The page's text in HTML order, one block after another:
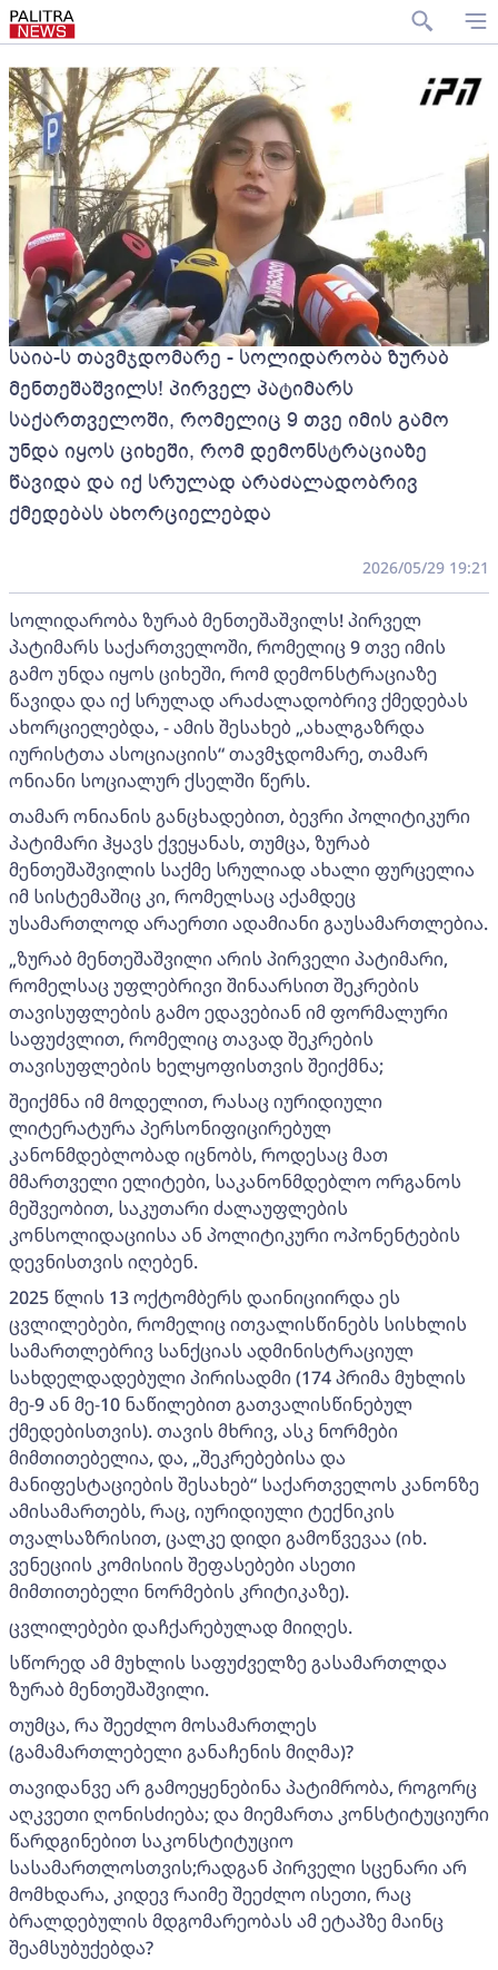
საია-ს თავმჯდომარე - სოლიდარობა ზურაბ
მენთეშაშვილს! პირველ პატიმარს
საქართველოში, რომელიც 9 თვე იმის გამო
უნდა იყოს ციხეში, რომ დემონსტრაციაზე
წავიდა და იქ სრულად არაძალადობრივ
ქმედებას ახორციელებდა
2026/05/29 19:21
სოლიდარობა ზურაბ მენთეშაშვილს! პირველ
პატიმარს საქართველოში, რომელიც 9 თვე იმის
გამო უნდა იყოს ციხეში, რომ დემონსტრაციაზე
წავიდა და იქ სრულად არაძალადობრივ ქმედებას
ახორციელებდა, - ამის შესახებ „ახალგაზრდა
იურისტთა ასოციაციის“ თავმჯდომარე, თამარ
ონიანი სოციალურ ქსელში წერს.
თამარ ონიანის განცხადებით, ბევრი პოლიტიკური
პატიმარი ჰყავს ქვეყანას, თუმცა, ზურაბ
მენთეშაშვილის საქმე სრულიად ახალი ფურცელია
იმ სისტემაშიც კი, რომელსაც აქამდეც
უსამართლოდ არაერთი ადამიანი გაუსამართლებია.
„ზურაბ მენთეშაშვილი არის პირველი პატიმარი,
რომელსაც უფლებრივი შინაარსით შეკრების
თავისუფლების გამო ედავებიან იმ ფორმალური
საფუძვლით, რომელიც თავად შეკრების
თავისუფლების ხელყოფისთვის შეიქმნა;
შეიქმნა იმ მოდელით, რასაც იურიდიული
ლიტერატურა პერსონიფიცირებულ
კანონმდებლობად იცნობს, როდესაც მათ
მმართველი ელიტები, საკანონმდებლო ორგანოს
მეშვეობით, საკუთარი ძალაუფლების
კონსოლიდაციისა ან პოლიტიკური ოპონენტების
დევნისთვის იღებენ.
2025 წლის 13 ოქტომბერს დაინიციირდა ეს
ცვლილებები, რომელიც ითვალისწინებს სისხლის
სამართლებრივ სანქციას ადმინისტრაციულ
სახდელდადებული პირისადმი (174 პრიმა მუხლის
მე-9 ან მე-10 ნაწილებით გათვალისწინებულ
ქმედებისთვის). თავის მხრივ, ასკ ნორმები
მიმთითებელია, და, „შეკრებებისა და
მანიფესტაციების შესახებ“ საქართველოს კანონზე
ამისამართებს, რაც, იურიდიული ტექნიკის
თვალსაზრისით, ცალკე დიდი გამოწვევაა (იხ.
ვენეციის კომისიის შეფასებები ასეთი
მიმთითებელი ნორმების კრიტიკაზე).
ცვლილებები დაჩქარებულად მიიღეს.
სწორედ ამ მუხლის საფუძველზე გასამართლდა
ზურაბ მენთეშაშვილი.
თუმცა, რა შეეძლო მოსამართლეს
(გამამართლებელი განაჩენის მიღმა)?
თავიდანვე არ გამოეყენებინა პატიმრობა, როგორც
აღკვეთი ღონისძიება; და მიემართა კონსტიტუციური
წარდგინებით საკონსტიტუციო
სასამართლოსთვის;რადგან პირველი სცენარი არ
მომხდარა, კიდევ რაიმე შეეძლო ისეთი, რაც
ბრალდებულის მდგომარეობას ამ ეტაპზე მაინც
შეამსუბუქებდა?